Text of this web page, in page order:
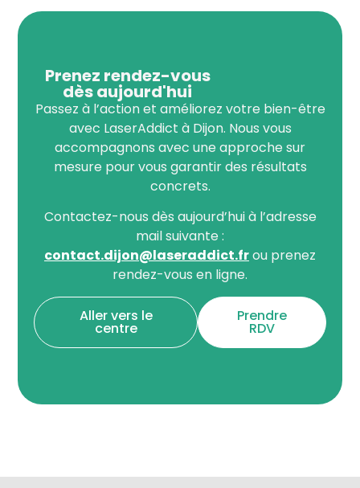
Prenez rendez-vous
dès aujourd'hui
Passez à l’action et améliorez votre bien-être
avec LaserAddict à Dijon. Nous vous
accompagnons avec une approche sur
mesure pour vous garantir des résultats
concrets.
Contactez-nous dès aujourd’hui à l’adresse
mail suivante :
contact.dijon@laseraddict.frou prenez
rendez-vous en ligne.
Aller vers le
centre
Prendre
RDV